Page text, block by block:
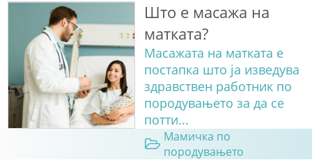
Што е масажа на
матката?
Масажата на матката е
постапка што ја изведува
здравствен работник по
породувањето за да се
потти...
Мамичка по
породувањето